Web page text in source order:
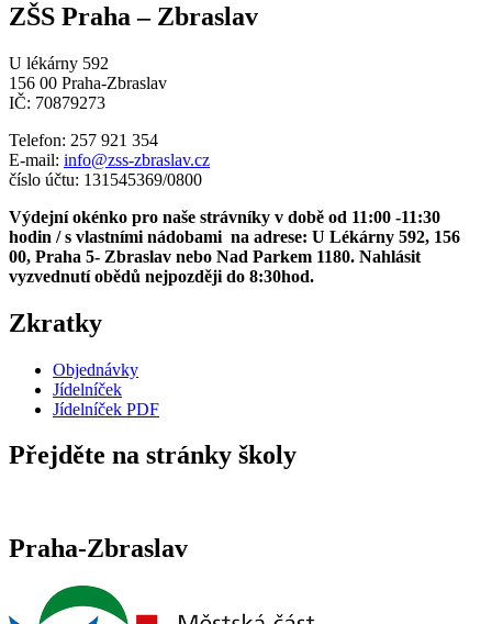
ZŠS Praha – Zbraslav
U lékárny 592
156 00 Praha-Zbraslav
IČ: 70879273
Telefon: 257 921 354
E-mail: info@zss-zbraslav.cz
číslo účtu: 131545369/0800
Výdejní okénko pro naše strávníky v době od 11:00 -11:30
hodin / s vlastními nádobami na adrese: U Lékárny 592, 156
00, Praha 5- Zbraslav nebo Nad Parkem 1180. Nahlásit
vyzvednutí obědů nejpozději do 8:30hod.
Zkratky
Objednávky
Jídelníček
Jídelníček PDF
Přejděte na stránky školy
Praha-Zbraslav